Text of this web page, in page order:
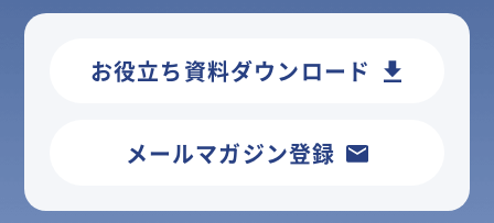
お役立ち資料ダウンロード
メールマガジン登録